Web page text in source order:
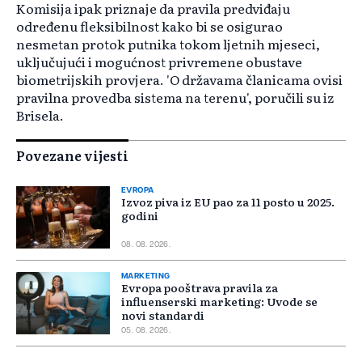
Komisija ipak priznaje da pravila predviđaju
određenu fleksibilnost kako bi se osigurao
nesmetan protok putnika tokom ljetnih mjeseci,
uključujući i mogućnost privremene obustave
biometrijskih provjera. 'O državama članicama ovisi
pravilna provedba sistema na terenu', poručili su iz
Brisela.
Povezane vijesti
EVROPA
Izvoz piva iz EU pao za 11 posto u 2025.
godini
08. 08. 2026.
MARKETING
Evropa pooštrava pravila za
influenserski marketing: Uvode se
novi standardi
05. 08. 2026.